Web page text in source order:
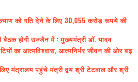
को गति देने के लिए 30,055 करोड़ रूपये की
बैठक होगी उज्जैन में : मुख्यमंत्री डॉ. यादव
का आत्मविश्वास, आत्मनिर्भर जीवन की ओर बढ़
मंत्रालय पहुंचे मंत्री द्वय श्री टेटवाल और श्री